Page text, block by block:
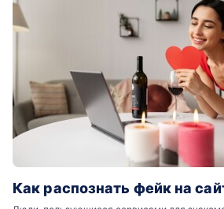
Как распознать фейк на